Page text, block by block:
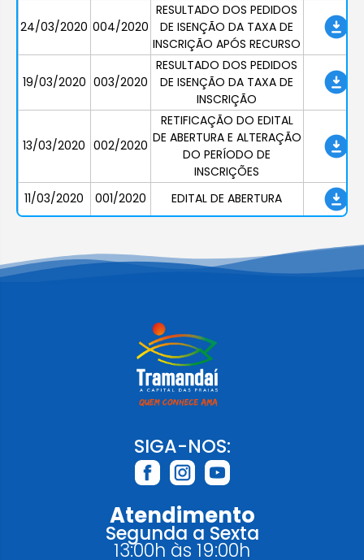
24/03/2020 004/2020
RESULTADO DOS PEDIDOS
DE ISENÇÃO DA TAXA DE
INSCRIÇÃO APÓS RECURSO
19/03/2020 003/2020
RESULTADO DOS PEDIDOS
DE ISENÇÃO DA TAXA DE
INSCRIÇÃO
13/03/2020 002/2020
RETIFICAÇÃO DO EDITAL
DE ABERTURA E ALTERAÇÃO
DO PERÍODO DE
INSCRIÇÕES
11/03/2020
001/2020 EDITAL DE ABERTURA
SIGA-NOS:
Atendimento
Segunda a Sexta
13:00h às 19:00h